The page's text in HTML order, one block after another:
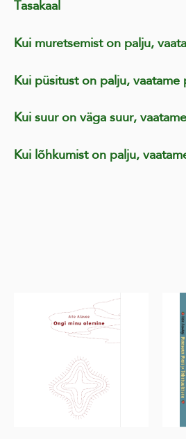
Tasakaal
Kui muretsemist on palju,
Kui püsitust on palju, vaatame
Kui suur on väga suur,
Kui lõhkumist on palju,